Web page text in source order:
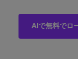
AIで無料でロ